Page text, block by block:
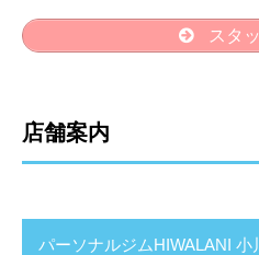
スタ
店舗案内
パーソナルジムHIWALANI 小